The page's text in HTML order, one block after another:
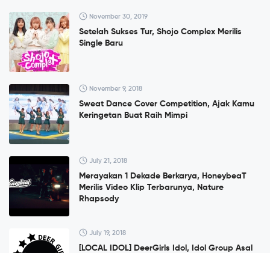
November 30, 2019
Setelah Sukses Tur, Shojo Complex Merilis
Single Baru
November 9, 2018
Sweat Dance Cover Competition, Ajak Kamu
Keringetan Buat Raih Mimpi
July 21, 2018
Merayakan 1 Dekade Berkarya, HoneybeaT
Merilis Video Klip Terbarunya, Nature
Rhapsody
July 19, 2018
[LOCAL IDOL] DeerGirls Idol, Idol Group Asal